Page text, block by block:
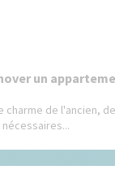
un
charme de l'ancien,